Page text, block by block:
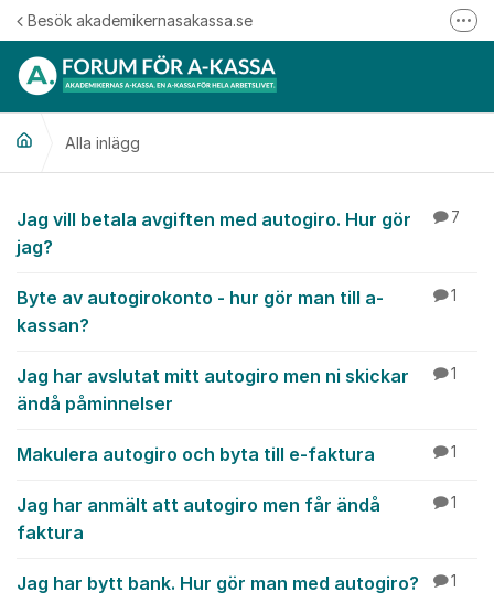
Hoppa till innehåll
Besök akademikernasakassa.se
Alla inlägg
Alla inlägg
Jag vill betala avgiften med autogiro. Hur gör
jag?
7
Byte av autogirokonto - hur gör man till a-
kassan?
1
Jag har avslutat mitt autogiro men ni skickar
ändå påminnelser
1
Makulera autogiro och byta till e-faktura 1
Jag har anmält att autogiro men får ändå
faktura
1
Jag har bytt bank. Hur gör man med autogiro? 1